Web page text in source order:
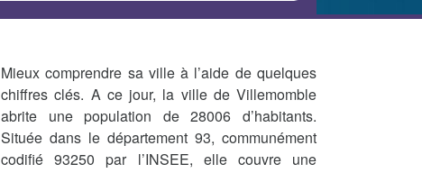
Mieux comprendre sa ville à l’aide de quelques
chiffres clés. A ce jour, la ville de Villemomble
abrite une population de 28006 d’habitants.
Située dans le département 93, communément
codifié 93250 par l’INSEE, elle couvre une